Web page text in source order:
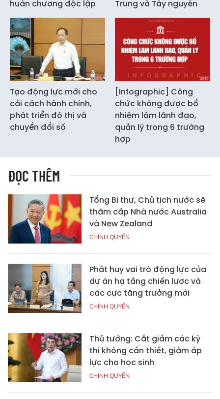
huân chương độc lập
Trung và Tây nguyên
Tạo động lực mới cho
cải cách hành chính,
phát triển đô thị và
chuyển đổi số
[Infographic] Công
chức không được bổ
nhiệm làm lãnh đạo,
quản lý trong 6 trường
hợp
ĐỌC THÊM
Tổng Bí thư, Chủ tịch nước sẽ
thăm cấp Nhà nước Australia
và New Zealand
CHÍNH QUYỀN
Phát huy vai trò động lực của
dự án hạ tầng chiến lược và
các cực tăng trưởng mới
CHÍNH QUYỀN
Thủ tướng: Cắt giảm các kỳ
thi không cần thiết, giảm áp
lực cho học sinh
CHÍNH QUYỀN